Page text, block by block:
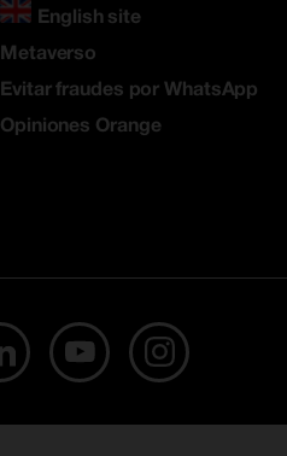
English site
Metaverso
Evitar fraudes por WhatsApp
Opiniones Orange